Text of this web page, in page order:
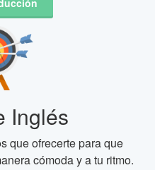
Inglés
que ofrecerte para que
cómoda y a tu ritmo.